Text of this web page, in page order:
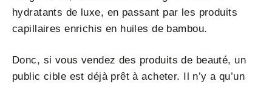
hydratants de luxe, en passant par les produits
capillaires enrichis en huiles de bambou.
Donc, si vous vendez des produits de beauté, un
public cible est déjà prêt à acheter. Il n’y a qu’un